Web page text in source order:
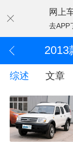
网上
去APP
综述 文章